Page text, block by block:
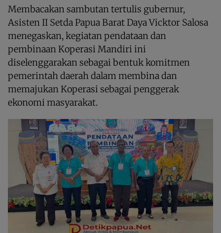
Membacakan sambutan tertulis gubernur,
Asisten II Setda Papua Barat Daya Vicktor Salosa
menegaskan, kegiatan pendataan dan
pembinaan Koperasi Mandiri ini
diselenggarakan sebagai bentuk komitmen
pemerintah daerah dalam membina dan
memajukan Koperasi sebagai penggerak
ekonomi masyarakat.